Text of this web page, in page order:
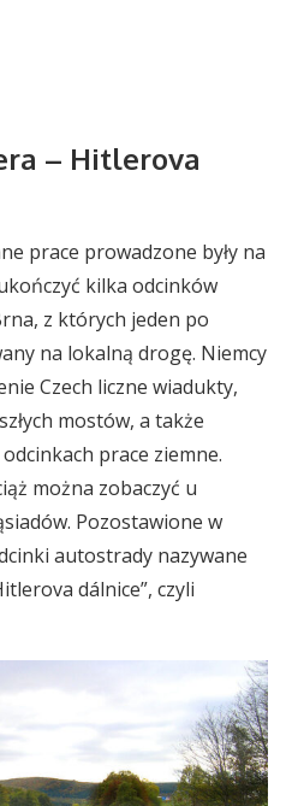
– Hitlerova
prace prowadzone były na
kilka odcinków
z których jeden po
na lokalną drogę. Niemcy
Czech liczne wiadukty,
mostów, a także
prace ziemne.
można zobaczyć u
Pozostawione w
autostrady nazywane
dálnice”, czyli